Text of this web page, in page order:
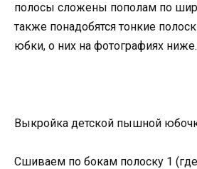
полосы сложены пополам по
также понадобятся тонкие
юбки, о них на фотографиях ниже.
Выкройка детской пышной
Сшиваем по бокам полоску 1